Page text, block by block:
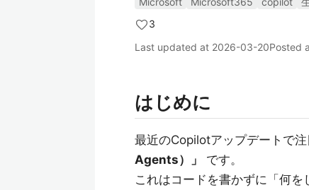
3
Last updated at 2026-03-20Posted
はじめに
最近のCopilotアップデートで
Agents）」
です。
これはコードを書かずに「何